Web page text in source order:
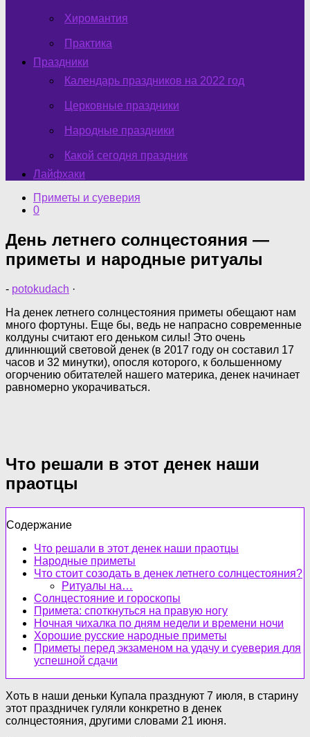
Хиромантия
Практика
Праздники
Календарь праздников на 2022 год
Церковные праздники
Народные праздники
Какой сегодня праздник
Лайфхаки
Приметы и суеверия
0
День летнего солнцестояния —
приметы и народные ритуалы
- potokudach ·
На денек летнего солнцестояния приметы обещают нам
много фортуны. Еще бы, ведь не напрасно современные
колдуны считают его деньком силы! Это очень
длиннющий световой денек (в 2017 году он составил 17
часов и 32 минутки), опосля которого, к большенному
огорчению обитателей нашего материка, денек начинает
равномерно укорачиваться.
Что решали в этот денек наши
праотцы
Содержание
Что решали в этот денек наши праотцы
Народные приметы
Что стоит созодать в денек летнего солнцестояния?
Ритуалы на…
Солнцестояние и гороскопы
Примета: споткнуться на правую ногу
Ночная чихалка по дням недели и времени ночи
Хорошие русские народные приметы
Приметы перед экзаменом на удачу и суеверия для
успешной сдачи
Хоть в наши деньки Купала празднуют 7 июля, в старину
этот праздничек гуляли конкретно в денек
солнцестояния, другими словами 21 июня.